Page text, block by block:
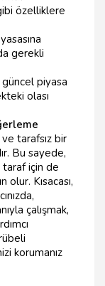
özelliklere
gerekli
piyasa
olası
ve tarafsız bir
Bu sayede,
taraf için de
Kısacası,
çalışmak,
korumanız